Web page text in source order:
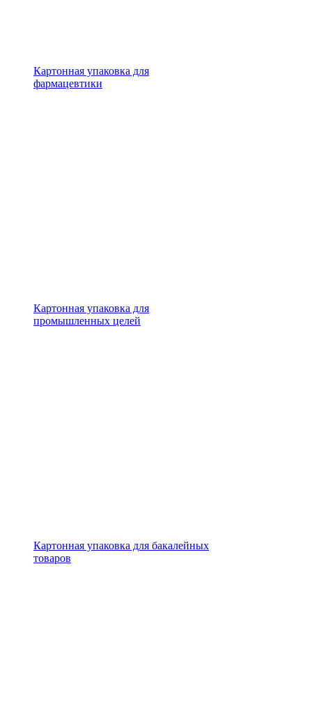
Картонная упаковка для
фармацевтики
Картонная упаковка для
промышленных целей
Картонная упаковка для бакалейных
товаров